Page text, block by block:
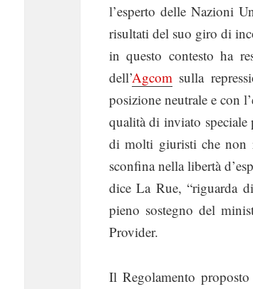
l’esperto delle Nazioni
risultati del suo giro di
in questo contesto ha
dell’Agcomsulla
posizione neutrale e con
qualità di inviato speciale
di molti giuristi che non
sconfina nella libertà
dice La Rue, “riguarda
pieno sostegno del
Provider.
Il Regolamento